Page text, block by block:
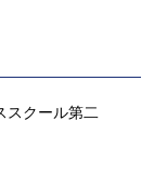
スクール第二